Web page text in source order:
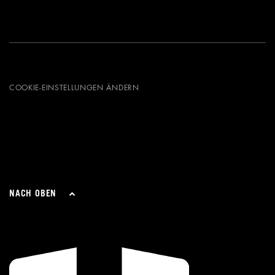
COOKIE-EINSTELLUNGEN ÄNDERN
NACH OBEN